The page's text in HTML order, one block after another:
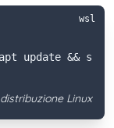
wsl
apt update &&
Linux